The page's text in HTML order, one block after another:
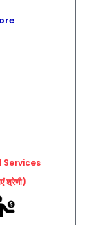
Services
श्रेणी)